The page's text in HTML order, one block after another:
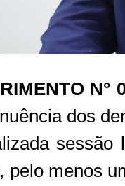
N°
dos
sessão
pelo menos